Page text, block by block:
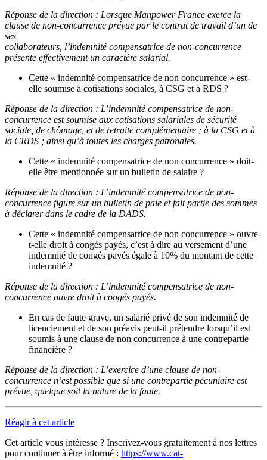
Réponse de la direction : Lorsque Manpower France exerce la
clause de non-concurrence prévue par le contrat de travail d’un de
ses
collaborateurs, l’indemnité compensatrice de non-concurrence
présente effectivement un caractère salarial.
Cette « indemnité compensatrice de non concurrence » est-
elle soumise à cotisations sociales, à CSG et à RDS ?
Réponse de la direction : L’indemnité compensatrice de non-
concurrence est soumise aux cotisations salariales de sécurité
sociale, de chômage, et de retraite complémentaire ; à la CSG et à
la CRDS ; ainsi qu’à toutes les charges patronales.
Cette « indemnité compensatrice de non concurrence » doit-
elle être mentionnée sur un bulletin de salaire ?
Réponse de la direction : L’indemnité compensatrice de non-
concurrence figure sur un bulletin de paie et fait partie des sommes
à déclarer dans le cadre de la DADS.
Cette « indemnité compensatrice de non concurrence » ouvre-
t-elle droit à congés payés, c’est à dire au versement d’une
indemnité de congés payés égale à 10% du montant de cette
indemnité ?
Réponse de la direction : L’indemnité compensatrice de non-
concurrence ouvre droit à congés payés.
En cas de faute grave, un salarié privé de son indemnité de
licenciement et de son préavis peut-il prétendre lorsqu’il est
soumis à une clause de non concurrence à une contrepartie
financière ?
Réponse de la direction : L’exercice d’une clause de non-
concurrence n’est possible que si une contrepartie pécuniaire est
prévue, quelque soit la nature de la faute.
Réagir à cet article
Cet article vous intéresse ? Inscrivez-vous gratuitement à nos lettres
pour continuer à être informé : https://www.cat-